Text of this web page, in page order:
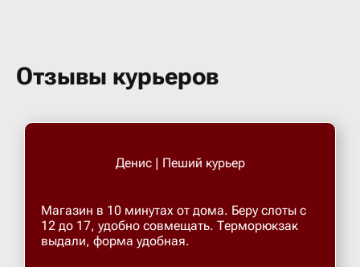
Отзывы курьеров
Денис | Пеший курьер
Магазин в 10 минутах от дома. Беру слоты с
12 до 17, удобно совмещать. Терморюкзак
выдали, форма удобная.